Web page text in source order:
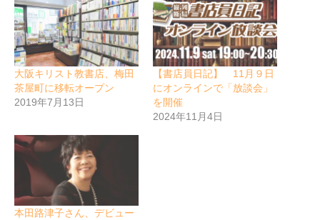
大阪キリスト教書店、梅田
茶屋町に移転オープン
2019年7月13日
【書店員日記】 11月９日
にオンラインで「放談会」
を開催
2024年11月4日
本田路津子さん、デビュー